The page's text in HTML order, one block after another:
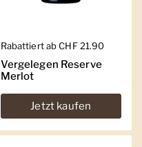
Regulärer Preis
Rabattiert ab CHF 21.90
Vergelegen Reserve
Merlot
Jetzt kaufen